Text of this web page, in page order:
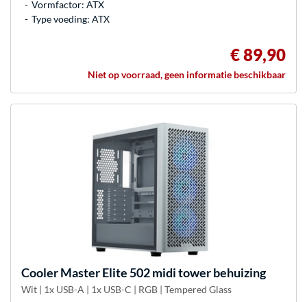
Vormfactor: ATX
Type voeding: ATX
€ 89,90
Niet op voorraad, geen informatie beschikbaar
Cooler MasterElite 502 midi tower behuizing
Wit | 1x USB-A | 1x USB-C | RGB | Tempered Glass